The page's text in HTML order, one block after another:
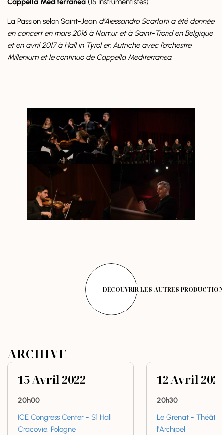
Cappella Mediterranea (15 Instrumentistes)
La Passion selon Saint-Jean d’Alessandro Scarlatti a été donnée
en concert en mars 2016 à Namur et à Saint-Trond en Belgique
et en avril 2017 à Hall in Tyrol en Autriche avec l’orchestre
Millenium et le continuo de Cappella Mediterranea.
DÉCOUVRIR LES AUTRES
ARCHIVE
15 Avril 2022
20h00
ICE Congress Center - S1 Hall
Cracovie, Pologne
12 Avril
20h30
Le Grenat -
l'Archipel